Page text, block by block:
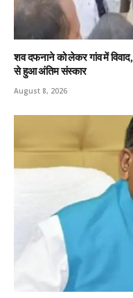
शव दफनाने को लेकर गांव में
से हुआ अंतिम संस्कार
August 8, 2026